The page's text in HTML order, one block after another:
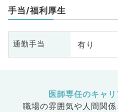
手当/福利厚生
通勤手当 有り
医師専任のキャ
職場の雰囲気や人間関係